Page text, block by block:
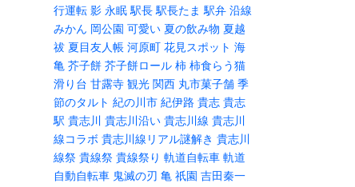
行運転 影 永眠 駅長 駅長たま 駅弁 沿線
みかん 岡公園 可愛い 夏の飲み物 夏越
祓 夏目友人帳 河原町 花見スポット 海
亀 芥子餅 芥子餅ロール 柿 柿食らう猫
滑り台 甘露寺 観光 関西 丸市菓子舗 季
節のタルト 紀の川市 紀伊路 貴志 貴志
駅 貴志川 貴志川沿い 貴志川線 貴志川
線コラボ 貴志川線リアル謎解き 貴志川
線祭 貴線祭 貴線祭り 軌道自転車 軌道
自動自転車 鬼滅の刃 亀 祇園 吉田秦一